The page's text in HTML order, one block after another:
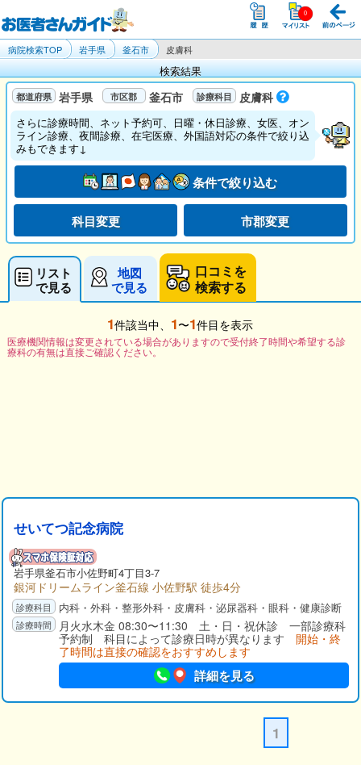
病院検索TOP 岩手県 釜石市 皮膚科
検索結果
岩手県 釜石市 皮膚科
さらに診療時間、ネット予約可、日曜・休日診療、女医、オン
ライン診療、夜間診療、在宅医療、外国語対応の条件で絞り込
みもできます↓
条件で絞り込む
科目変更 市郡変更
リスト
で見る
地図
で見る
口コミを
検索する
1件該当中、 1〜1件目を表示
医療機関情報は変更されている場合がありますので受付終了時間や希望する診
療科の有無は直接ご確認ください。
せいてつ記念病院
岩手県釜石市小佐野町4丁目3-7
銀河ドリームライン釜石線 小佐野駅 徒歩4分
内科・外科・整形外科・皮膚科・泌尿器科・眼科・健康診断
月火水木金 08:30〜11:30 土・日・祝休診 一部診療科
予約制 科目によって診療日時が異なります 開始・終
了時間は直接の確認をおすすめします
詳細を見る
1